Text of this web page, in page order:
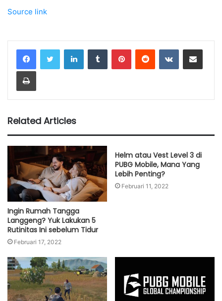
Source link
LinkedInTumblr PinterestReddit VKontakteShare via Email
Print
Related Articles
Ingin Rumah Tangga
Langgeng? Yuk Lakukan 5
Rutinitas Ini sebelum Tidur
Februari 17, 2022
Helm atau Vest Level 3 di
PUBG Mobile, Mana Yang
Lebih Penting?
Februari 11, 2022